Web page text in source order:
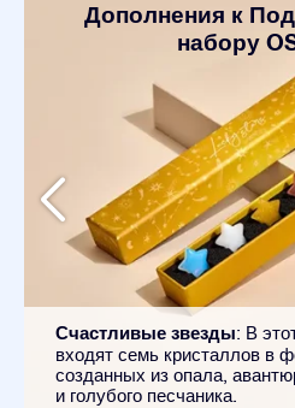
Дополнения к
набору
Счастливые звезды: В
входят семь кристаллов в
созданных из опала,
и голубого песчаника.